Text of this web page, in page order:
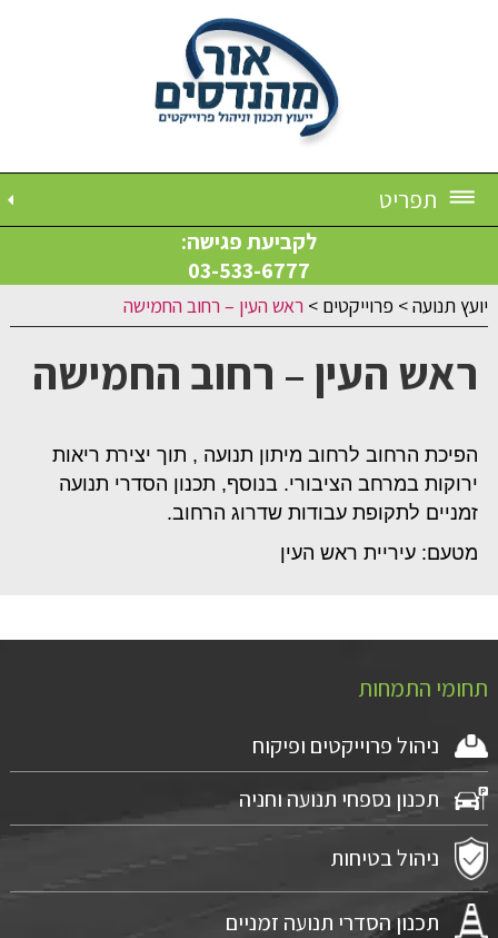
תפריט
לקביעת פגישה:
03-533-6777
יועץ תנועה> פרוייקטים > ראש העין – רחוב החמישה
ראש העין – רחוב החמישה
הפיכת הרחוב לרחוב מיתון תנועה , תוך יצירת ריאות
ירוקות במרחב הציבורי. בנוסף, תכנון הסדרי תנועה
זמניים לתקופת עבודות שדרוג הרחוב.
מטעם: עיריית ראש העין
תחומי התמחות
ניהול פרוייקטים ופיקוח
תכנון נספחי תנועה וחניה
ניהול בטיחות
תכנון הסדרי תנועה זמניים